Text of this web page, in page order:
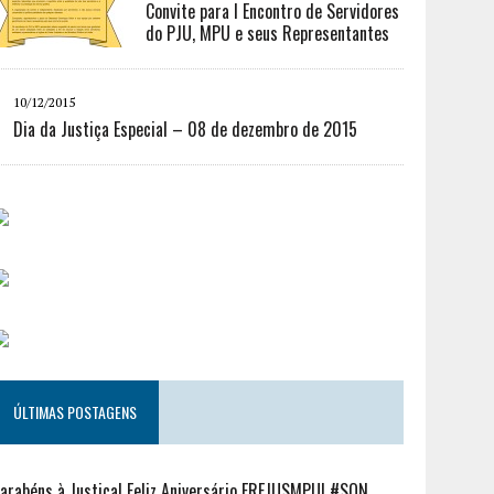
Convite para I Encontro de Servidores
do PJU, MPU e seus Representantes
10/12/2015
Dia da Justiça Especial – 08 de dezembro de 2015
ÚLTIMAS POSTAGENS